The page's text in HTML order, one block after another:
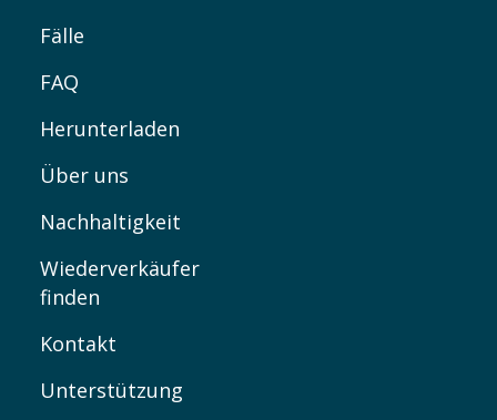
Fälle
FAQ
Herunterladen
Über uns
Nachhaltigkeit
Wiederverkäufer
finden
Kontakt
Unterstützung